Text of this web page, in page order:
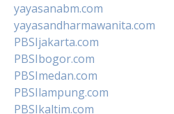
yayasanabm.com
yayasandharmawanita.com
PBSIjakarta.com
PBSIbogor.com
PBSImedan.com
PBSIlampung.com
PBSIkaltim.com